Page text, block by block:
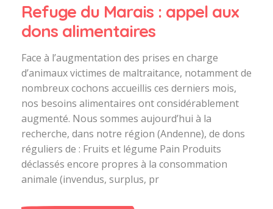
Refuge du Marais : appel aux
dons alimentaires
Face à l’augmentation des prises en charge
d’animaux victimes de maltraitance, notamment de
nombreux cochons accueillis ces derniers mois,
nos besoins alimentaires ont considérablement
augmenté. Nous sommes aujourd’hui à la
recherche, dans notre région (Andenne), de dons
réguliers de : Fruits et légume Pain Produits
déclassés encore propres à la consommation
animale (invendus, surplus, pr